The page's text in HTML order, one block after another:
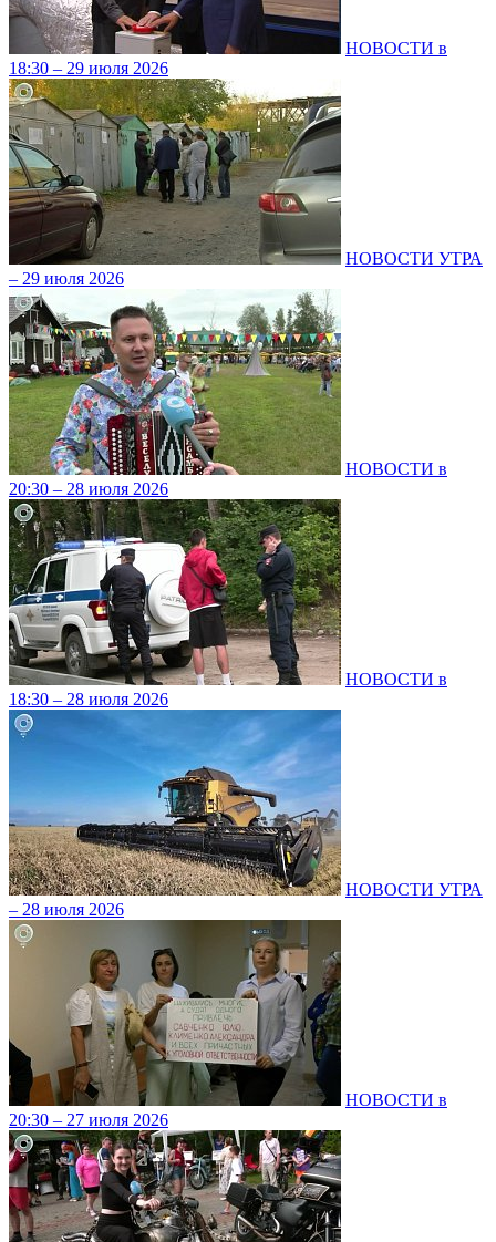
НОВОСТИ в
18:30 – 29 июля 2026
НОВОСТИ УТРА
– 29 июля 2026
НОВОСТИ в
20:30 – 28 июля 2026
НОВОСТИ в
18:30 – 28 июля 2026
НОВОСТИ УТРА
– 28 июля 2026
НОВОСТИ в
20:30 – 27 июля 2026